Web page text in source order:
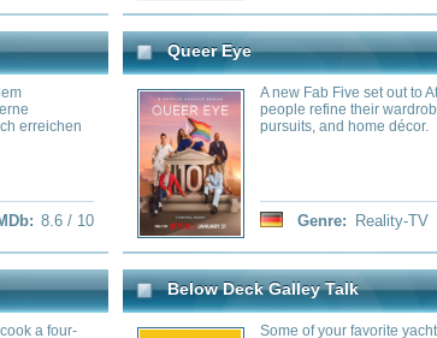
Genre: Reality-TV
Below Deck Galley Talk
Some of your favorite yachties from the "Below Deck"
franchise return to catch-up and dish on the latest episode
of the series.
Genre: Reality-TV IMDb:8.4 / 10
Welcome to Wrexham